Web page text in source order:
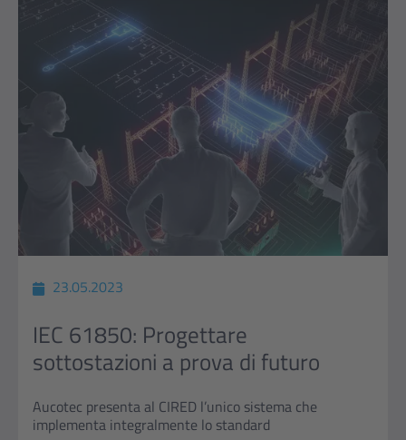
23.05.2023
IEC 61850: Progettare
sottostazioni a prova di futuro
Aucotec presenta al CIRED l’unico sistema che
implementa integralmente lo standard